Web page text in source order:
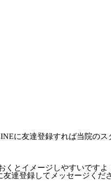
に友達登録すれば当院のス
とイメージしやすいですよ
達登録してメッセージくだ